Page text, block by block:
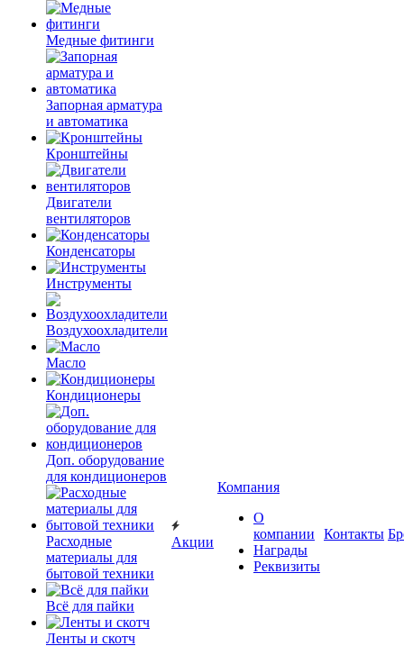
Медные фитинги
Запорная арматура
и автоматика
Кронштейны
Двигатели
вентиляторов
Конденсаторы
Инструменты
Воздухоохладители
Масло
Кондиционеры
Доп. оборудование
для кондиционеров
Расходные
материалы для
бытовой техники
Всё для пайки
Ленты и скотч
Акции
Компания
О
компании
Награды
Реквизиты
Контакты